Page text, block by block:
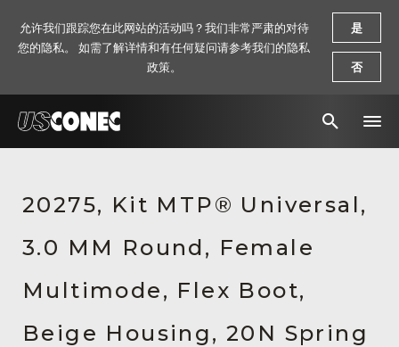
解决方案
产品
资源
关于我们
20275, Kit MTP® Universal,
3.0 MM Round, Female
Multimode, Flex Boot,
Beige Housing, 20N Spring
允许我们跟踪您在此网站的活动吗？我们非常严肃的对待
您的隐私。 如需了解详情和有任何疑问请参考我们的隐私
政策。
是
否